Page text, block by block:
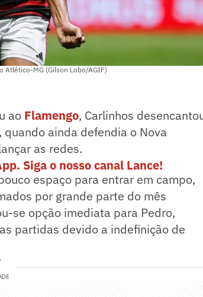
Atlético-MG (Gilson Lobo/AGIF)
ao Flamengo, Carlinhos
ainda defendia o Nova
as redes.
Siga o nosso canal Lance!
espaço para entrar em campo,
por grande parte do mês
se opção imediata para Pedro,
partidas devido a indefinição de